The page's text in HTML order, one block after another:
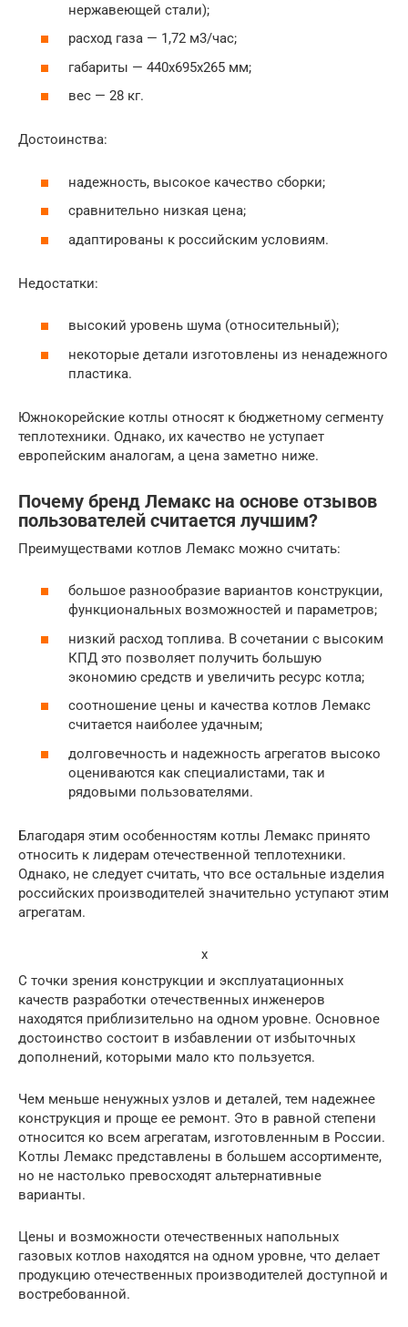
нержавеющей стали);
расход газа — 1,72 м3/час;
габариты — 440x695x265 мм;
вес — 28 кг.
Достоинства:
надежность, высокое качество сборки;
сравнительно низкая цена;
адаптированы к российским условиям.
Недостатки:
высокий уровень шума (относительный);
некоторые детали изготовлены из ненадежного
пластика.
Южнокорейские котлы относят к бюджетному сегменту
теплотехники. Однако, их качество не уступает
европейским аналогам, а цена заметно ниже.
Почему бренд Лемакс на основе отзывов
пользователей считается лучшим?
Преимуществами котлов Лемакс можно считать:
большое разнообразие вариантов конструкции,
функциональных возможностей и параметров;
низкий расход топлива. В сочетании с высоким
КПД это позволяет получить большую
экономию средств и увеличить ресурс котла;
соотношение цены и качества котлов Лемакс
считается наиболее удачным;
долговечность и надежность агрегатов высоко
оцениваются как специалистами, так и
рядовыми пользователями.
Благодаря этим особенностям котлы Лемакс принято
относить к лидерам отечественной теплотехники.
Однако, не следует считать, что все остальные изделия
российских производителей значительно уступают этим
агрегатам.
x
С точки зрения конструкции и эксплуатационных
качеств разработки отечественных инженеров
находятся приблизительно на одном уровне. Основное
достоинство состоит в избавлении от избыточных
дополнений, которыми мало кто пользуется.
Чем меньше ненужных узлов и деталей, тем надежнее
конструкция и проще ее ремонт. Это в равной степени
относится ко всем агрегатам, изготовленным в России.
Котлы Лемакс представлены в большем ассортименте,
но не настолько превосходят альтернативные
варианты.
Цены и возможности отечественных напольных
газовых котлов находятся на одном уровне, что делает
продукцию отечественных производителей доступной и
востребованной.